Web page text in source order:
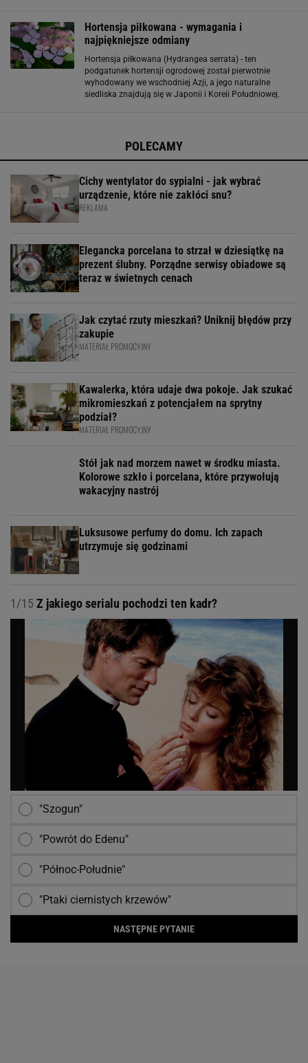
Hortensja piłkowana - wymagania i
najpiękniejsze odmiany
Hortensja piłkowana (Hydrangea serrata) - ten
podgatunek hortensji ogrodowej został pierwotnie
wyhodowany we wschodniej Azji, a jego naturalne
siedliska znajdują się w Japonii i Koreii Południowej.
POLECAMY
Cichy wentylator do sypialni - jak wybrać
urządzenie, które nie zakłóci snu?
REKLAMA
Elegancka porcelana to strzał w dziesiątkę na
prezent ślubny. Porządne serwisy obiadowe są
teraz w świetnych cenach
Jak czytać rzuty mieszkań? Uniknij błędów przy
zakupie
MATERIAŁ PROMOCYJNY
Kawalerka, która udaje dwa pokoje. Jak szukać
mikromieszkań z potencjałem na sprytny
podział?
MATERIAŁ PROMOCYJNY
Stół jak nad morzem nawet w środku miasta.
Kolorowe szkło i porcelana, które przywołują
wakacyjny nastrój
Luksusowe perfumy do domu. Ich zapach
utrzymuje się godzinami
1/15 Z jakiego serialu pochodzi ten kadr?
"Szogun"
"Powrót do Edenu"
"Północ-Południe"
"Ptaki ciernistych krzewów"
NASTĘPNE PYTANIE